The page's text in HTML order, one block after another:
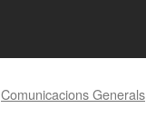
Comunicacions Generals